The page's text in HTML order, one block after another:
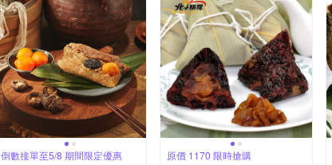
倒數接單至5/8 期間限定優惠 原價 1170 限時搶購